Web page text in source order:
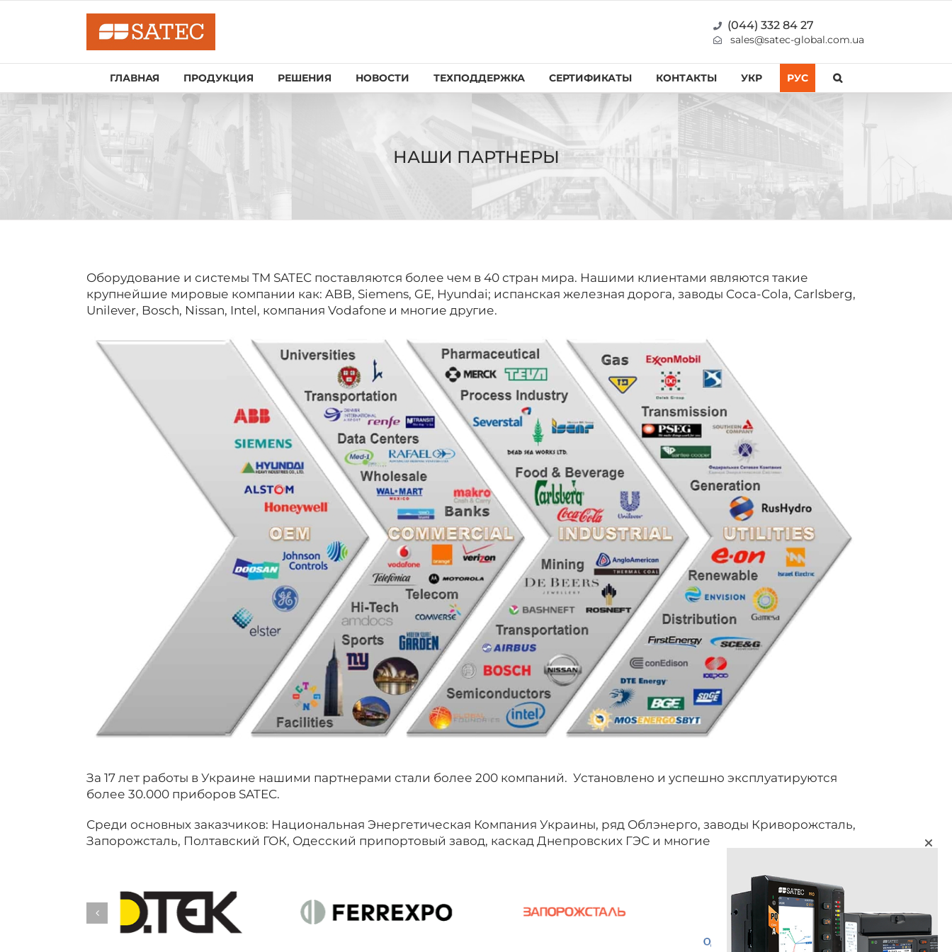
(044) 332 84 27
sales@satec-global.com.ua
ГЛАВНАЯ ПРОДУКЦИЯ РЕШЕНИЯ НОВОСТИ ТЕХПОДДЕРЖКА СЕРТИФИКАТЫ КОНТАКТЫ УКР РУС
НАШИ ПАРТНЕРЫ
Оборудование и системы ТМ SATEC поставляются более чем в 40 стран мира. Нашими клиентами являются такие
крупнейшие мировые компании как: ABB, Siemens, GE, Hyundai; испанская железная дорога, заводы Coca-Cola, Carlsberg,
Unilever, Bosch, Nissan, Intel, компания Vodafone и многие другие.
За 17 лет работы в Украине нашими партнерами стали более 200 компаний. Установлено и успешно эксплуатируются
более 30.000 приборов SATEC.
Среди основных заказчиков: Национальная Энергетическая Компания Украины, ряд Облэнерго, заводы Криворожсталь,
Запорожсталь, Полтавский ГОК, Одесский припортовый завод, каскад Днепровских ГЭС и многие другие.